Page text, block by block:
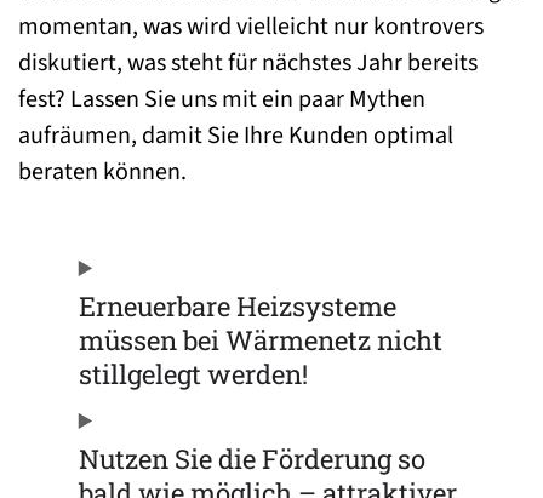
momentan, was wird vielleicht nur kontrovers
diskutiert, was steht für nächstes Jahr bereits
fest? Lassen Sie uns mit ein paar Mythen
aufräumen, damit Sie Ihre Kunden optimal
beraten können.
Erneuerbare Heizsysteme
müssen bei Wärmenetz nicht
stillgelegt werden!
Nutzen Sie die Förderung so